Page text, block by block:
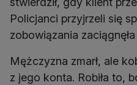
Policjanci przyjrzeli się
zobowiązania
Mężczyzna zmarł, ale
z jego konta. Robiła to,